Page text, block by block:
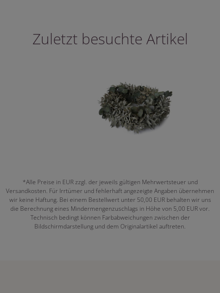
Zuletzt besuchte Artikel
*Alle Preise in EUR zzgl. der jeweils gültigen Mehrwertsteuer und
Versandkosten. Für Irrtümer und fehlerhaft angezeigte Angaben übernehmen
wir keine Haftung. Bei einem Bestellwert unter 50,00 EUR behalten wir uns
die Berechnung eines Mindermengenzuschlags in Höhe von 5,00 EUR vor.
Technisch bedingt können Farbabweichungen zwischen der
Bildschirmdarstellung und dem Originalartikel auftreten.